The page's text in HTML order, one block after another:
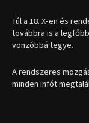
Túl a 18. X-en és
továbbra is a
vonzóbbá tegye.
A rendszeres
minden infót